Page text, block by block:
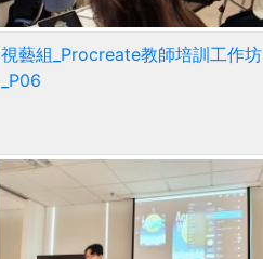
視藝組_Procreate教師培訓工作坊
_P06